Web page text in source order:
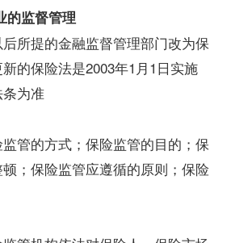
的监督管理
提的金融监督管理部门改为保
的保险法是2003年1月1日实施
为准
的方式；保险监管的目的；保
；保险监管应遵循的原则；保险